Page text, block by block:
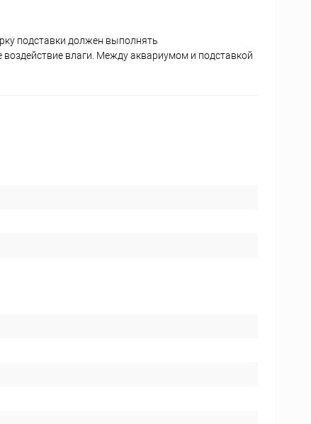
подставки должен выполнять
влаги. Между аквариумом и подставкой